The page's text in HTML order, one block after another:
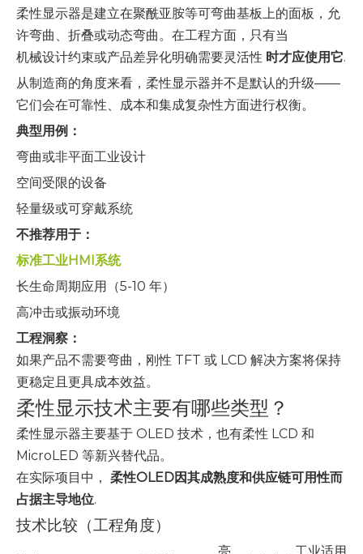
柔性显示器是建立在聚酰亚胺等可弯曲基板上的面板，允
许弯曲、折叠或动态弯曲。在工程方面，只有当
机械设计约束或产品差异化明确需要灵活性 时才应使用它.
从制造商的角度来看，柔性显示器并不是默认的升级——
它们会在可靠性、成本和集成复杂性方面进行权衡。
典型用例：
弯曲或非平面工业设计
空间受限的设备
轻量级或可穿戴系统
不推荐用于：
标准工业HMI系统
长生命周期应用（5-10 年）
高冲击或振动环境
工程洞察：
如果产品不需要弯曲，刚性 TFT 或 LCD 解决方案将保持
更稳定且更具成本效益。
柔性显示技术主要有哪些类型？
柔性显示器主要基于 OLED 技术，也有柔性 LCD 和
MicroLED 等新兴替代品。
在实际项目中， 柔性OLED因其成熟度和供应链可用性而
占据主导地位.
技术比较（工程角度）